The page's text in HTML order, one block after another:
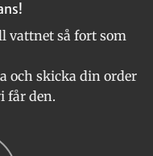
vattnet så fort som
och skicka din order
får den.